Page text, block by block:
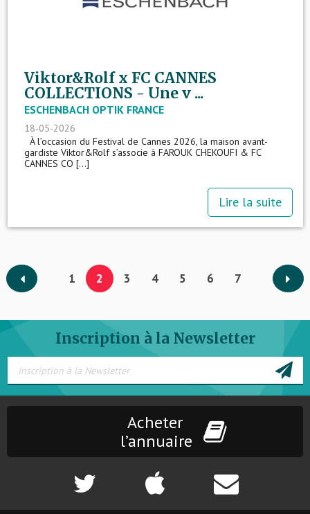
Viktor&Rolf x FC CANNES
COLLECTIONS - Une v ...
ESCHENBACH OPTIK FRANCE
18-05-2026
À l’occasion du Festival de Cannes 2026, la maison avant-
gardiste Viktor&Rolf s’associe à FAROUK CHEKOUFI & FC
CANNES CO [...]
Lire la suite
1 2 3 4 5 6 7
Inscription à la Newsletter
Acheter
l’annuaire